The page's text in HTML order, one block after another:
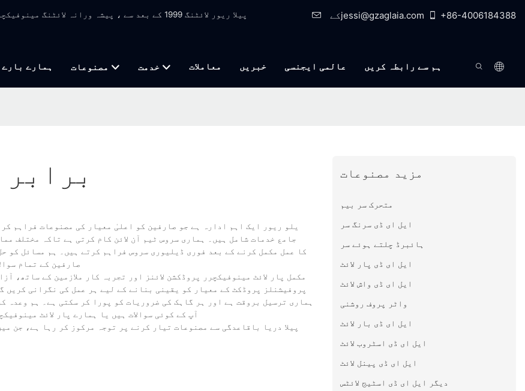
پیلا ریور لائٹنگ 1999 کے بعد سے ، پیشہ ورانہ
کےjessi@gzaglaia.com +86-4006184388
ہمارے مصنوعات خدمت معاملات خبریں عالمی ایجنسی ہم سے رابطہ کریں
یلو ریور ایک اہم ادارہ ہے جو صارفین کو اعلیٰ معیار کی مصنوعات فراہم
جامع خدمات شامل ہیں۔ ہماری سروس ٹیم آن لائن کام کرتی ہے تاکہ مختلف
صارفین کے تمام
مکمل پار لائٹ مینوفیکچرر پروڈکشن لائنز اور تجربہ کار ملازمین کے
ہماری ترسیل بروقت ہے اور ہر گاہک کی ضروریات کو پورا کر سکتی ہے۔ ہم
آپ کے کوئی سوالات ہیں یا ہمارے پار لائٹ
پیلا دریا باقاعدگی سے مصنوعات تیار کرنے پر توجہ مرکوز کر رہا ہے، جن
مزید مصنوعات
متحرک سر بیم
ایل ای ڈی سرنگ سر
ہائبرڈ چلتے ہوئے سر
ایل ای ڈی پار لائٹ
ایل ای ڈی واش لائٹ
واٹر پروف روشنی
ایل ای ڈی بار لائٹ
ایل ای ڈی اسٹروب لائٹ
ایل ای ڈی پینل لائٹ
دیگر ایل ای ڈی اسٹیج لائٹس